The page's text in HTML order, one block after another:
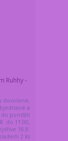
Ruhhy -
dovolené,
a
pondělí
do 11:00,
18.8.
2 ks